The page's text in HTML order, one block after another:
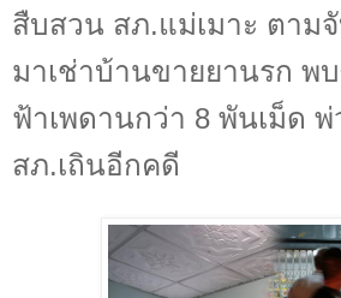
สืบสวน สภ.แม่เมาะ ตาม
มาเช่าบ้านขายยานรก พ
ฟ้าเพดานกว่า 8 พันเม็ด
สภ.เถินอีกคดี